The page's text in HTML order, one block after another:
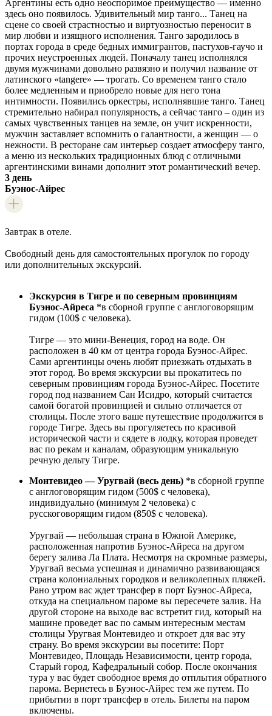
Аргентины есть одно неоспоримое преимущество — именно
здесь оно появилось. Удивительный мир танго... Танец на
сцене со своей страстностью и виртуозностью переносит в
мир любви и изящного исполнения. Танго зародилось в
портах города в среде бедных иммигрантов, пастухов-гаучо и
прочих неустроенных людей. Поначалу танец исполнялся
двумя мужчинами довольно развязно и получил название от
латинского «tangere» — трогать. Со временем танго стало
более медленным и приобрело новые для него тона
интимности. Появились оркестры, исполнявшие танго. Танец
стремительно набирал популярность, а сейчас танго – один из
самых чувственных танцев на земле, он учит искренности,
мужчин заставляет вспомнить о галантности, а женщин — о
нежности. В ресторане сам интерьер создает атмосферу танго,
а меню из нескольких традиционных блюд с отличными
аргентинскими винами дополнит этот романтический вечер.
3 день
Буэнос-Айрес
Завтрак в отеле.
Свободный день для самостоятельных прогулок по городу
или дополнительных экскурсий.
Экскурсия в Тигре и по северным провинциям
Буэнос-Айреса *в сборной группе с англоговорящим
гидом (100$ с человека).
Тигре — это мини-Венеция, город на воде. Он
расположен в 40 км от центра города Буэнос-Айрес.
Сами аргентинцы очень любят приезжать отдыхать в
этот город. Во время экскурсии вы прокатитесь по
северным провинциям города Буэнос-Айрес. Посетите
город под названием Сан Исидро, который считается
самой богатой провинцией и сильно отличается от
столицы. После этого ваше путешествие продолжится в
городе Тигре. Здесь вы прогуляетесь по красивой
исторической части и сядете в лодку, которая проведет
вас по рекам и каналам, образующим уникальную
речную дельту Тигре.
Монтевидео — Уругвай (весь день) *в сборной группе
с англоговорящим гидом (500$ с человека),
индивидуально (минимум 2 человека) с
русскоговорящим гидом (850$ с человека).
Уругвай — небольшая страна в Южной Америке,
расположенная напротив Буэнос-Айреса на другом
берегу залива Ла Плата. Несмотря на скромные размеры,
Уругвай весьма успешная и динамично развивающаяся
страна колониальных городков и великолепных пляжей.
Рано утром вас ждет трансфер в порт Буэнос-Айреса,
откуда на специальном пароме вы пересечете залив. На
другой стороне на выходе вас встретит гид, который на
машине проведет вас по самым интересным местам
столицы Уругвая Монтевидео и откроет для вас эту
страну. Во время экскурсии вы посетите: Порт
Монтевидео, Площадь Независимости, центр города,
Старый город, Кафедральный собор. После окончания
тура у вас будет свободное время до отплытия обратного
парома. Вернетесь в Буэнос-Айрес тем же путем. По
прибытии в порт трансфер в отель. Билеты на паром
включены.